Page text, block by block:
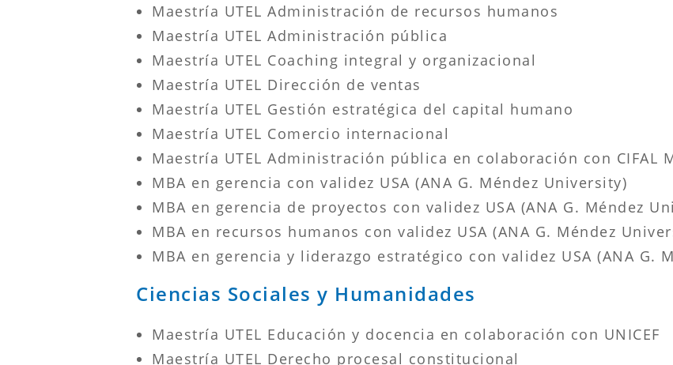
Maestría UTEL Administración de recursos humanos
Maestría UTEL Administración pública
Maestría UTEL Coaching integral y organizacional
Maestría UTEL Dirección de ventas
Maestría UTEL Gestión estratégica del capital humano
Maestría UTEL Comercio internacional
Maestría UTEL Administración pública en colaboración con CIFAL
MBA en gerencia con validez USA (ANA G. Méndez University)
MBA en gerencia de proyectos con validez USA (ANA G. Méndez
MBA en recursos humanos con validez USA (ANA G. Méndez
MBA en gerencia y liderazgo estratégico con validez USA (ANA G.
Ciencias Sociales y Humanidades
Maestría UTEL Educación y docencia en colaboración con UNICEF
Maestría UTEL Derecho procesal constitucional